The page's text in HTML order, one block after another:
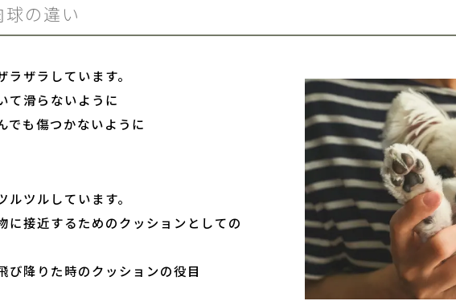
の違い
ラザラしています。
て滑らないように
でも傷つかないように
ルツルしています。
に接近するためのクッションとしての
び降りた時のクッションの役目